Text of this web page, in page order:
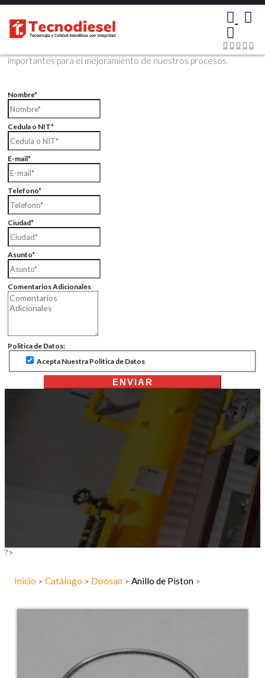
Contáctenos Vía Email
Envíenos sus datos con sus comentarios, sus opiniones son muy
importantes para el mejoramiento de nuestros procesos.
Nombre*
Cedula o NIT*
E-mail*
Telefono*
Ciudad*
Asunto*
Comentarios Adicionales
Politica de Datos:
Acepta Nuestra Politica de Datos
ENVIAR
?>
Inicio > Catálogo > Doosan > Anillo de Piston >